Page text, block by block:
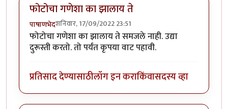
फोटोचा गणेशा का झालाय ते
पाषाणभेदशनिवार, 17/09/2022 23:51
फोटोचा गणेशा का झालाय ते समजले नाही. उद्या
दुरूस्ती करतो. तो पर्यंत कृपया वाट पहावी.
प्रतिसाद देण्यासाठीलॉग इन कराकिंवासदस्य व्हा